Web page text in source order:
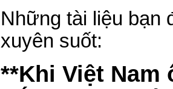
Những tài liệu bạn
xuyên suốt:
**Khi Việt